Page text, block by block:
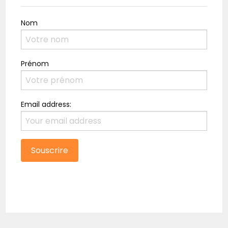
Nom
Prénom
Email address: